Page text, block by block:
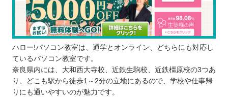
ハロー!パソコン教室は、通学とオンライン、どちらにも対応し
ているパソコン教室です。
奈良県内には、大和西大寺校、近鉄生駒校、近鉄橿原校の3つあ
り、どこも駅から徒歩1～2分の立地にあるので、学校や仕事帰
りにも通いやすいのが魅力です。